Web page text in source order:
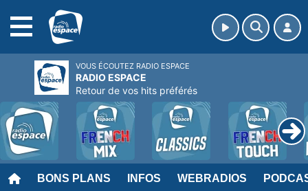
BONS PLANS INFOS WEBRADIOS
VOUS ÉCOUTEZ RADIO ESPACE
RADIO ESPACE
Retour de vos hits préférés